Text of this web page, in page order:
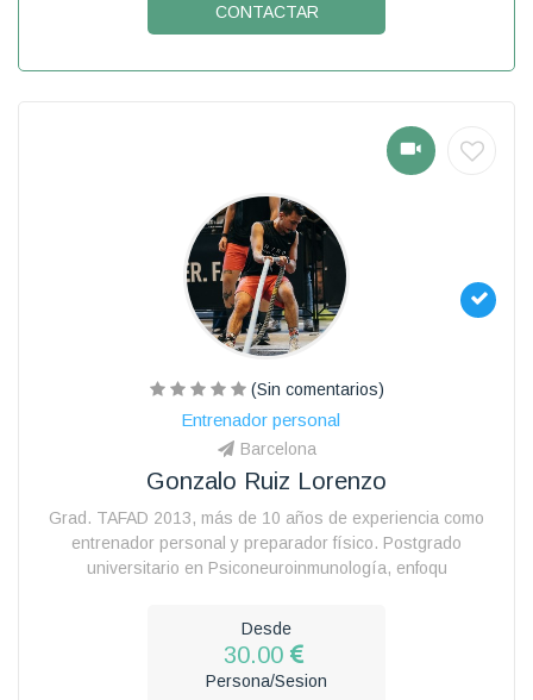
CONTACTAR
(Sin comentarios)
Entrenador personal
Barcelona
Gonzalo Ruiz Lorenzo
Grad. TAFAD 2013, más de 10 años de experiencia como
entrenador personal y preparador físico. Postgrado
universitario en Psiconeuroinmunología, enfoqu
Desde
30.00
Persona/Sesion